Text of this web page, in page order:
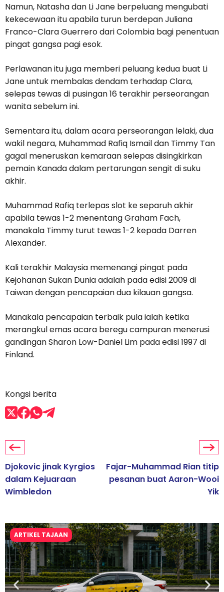
Namun, Natasha dan Li Jane berpeluang mengubati
kekecewaan itu apabila turun berdepan Juliana
Franco-Clara Guerrero dari Colombia bagi penentuan
pingat gangsa pagi esok.
Perlawanan itu juga memberi peluang kedua buat Li
Jane untuk membalas dendam terhadap Clara,
selepas tewas di pusingan 16 terakhir perseorangan
wanita sebelum ini.
Sementara itu, dalam acara perseorangan lelaki, dua
wakil negara, Muhammad Rafiq Ismail dan Timmy Tan
gagal meneruskan kemaraan selepas disingkirkan
pemain Kanada dalam pertarungan sengit di suku
akhir.
Muhammad Rafiq terlepas slot ke separuh akhir
apabila tewas 1-2 menentang Graham Fach,
manakala Timmy turut tewas 1-2 kepada Darren
Alexander.
Kali terakhir Malaysia memenangi pingat pada
Kejohanan Sukan Dunia adalah pada edisi 2009 di
Taiwan dengan pencapaian dua kilauan gangsa.
Manakala pencapaian terbaik pula ialah ketika
merangkul emas acara beregu campuran menerusi
gandingan Sharon Low-Daniel Lim pada edisi 1997 di
Finland.
Kongsi berita
Djokovic jinak Kyrgios
dalam Kejuaraan
Wimbledon
Fajar-Muhammad Rian titip
pesanan buat Aaron-Wooi
Yik
ARTIKEL TAJAAN